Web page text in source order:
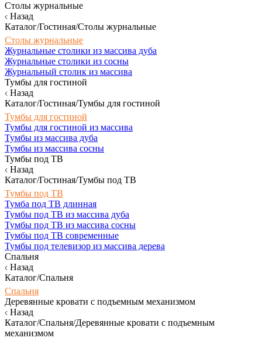
Столы журнальные
Назад
Каталог/Гостиная/Столы журнальные
Столы журнальные
Журнальные столики из массива дуба
Журнальные столики из сосны
Журнальный столик из массива
Тумбы для гостиной
Назад
Каталог/Гостиная/Тумбы для гостиной
Тумбы для гостиной
Тумбы для гостиной из массива
Тумбы из массива дуба
Тумбы из массива сосны
Тумбы под ТВ
Назад
Каталог/Гостиная/Тумбы под ТВ
Тумбы под ТВ
Тумба под ТВ длинная
Тумбы под ТВ из массива дуба
Тумбы под ТВ из массива сосны
Тумбы под ТВ современные
Тумбы под телевизор из массива дерева
Спальня
Назад
Каталог/Спальня
Спальня
Деревянные кровати с подъемным механизмом
Назад
Каталог/Спальня/Деревянные кровати с подъемным
механизмом